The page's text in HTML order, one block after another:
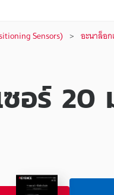
Sensors) อะนาล็อก
ซอร์ 20